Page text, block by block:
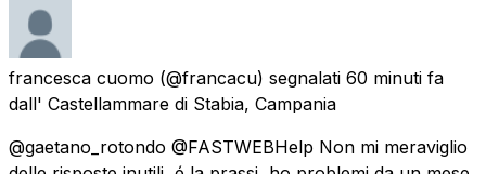
francesca cuomo (@francacu) segnalati 60 minuti fa
dall' Castellammare di Stabia, Campania
@gaetano_rotondo @FASTWEBHelp Non mi meraviglio